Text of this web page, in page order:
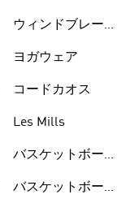
ウィンドブレーカ
ヨガウェア
コードカオス
Les Mills
バスケットボール
バスケットボール